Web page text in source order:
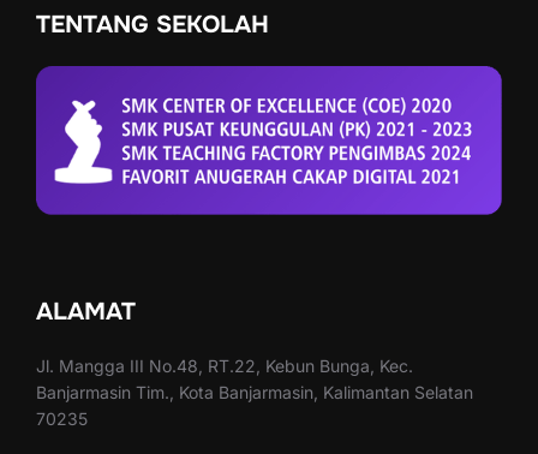
TENTANG SEKOLAH
ALAMAT
Jl. Mangga III No.48, RT.22, Kebun Bunga, Kec.
Banjarmasin Tim., Kota Banjarmasin, Kalimantan Selatan
70235